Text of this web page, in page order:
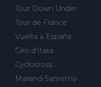
Tour Down Under
Tour de France
Vuelta a España
Giro d'Italia
Cyclocross
Mailand-Sanremo